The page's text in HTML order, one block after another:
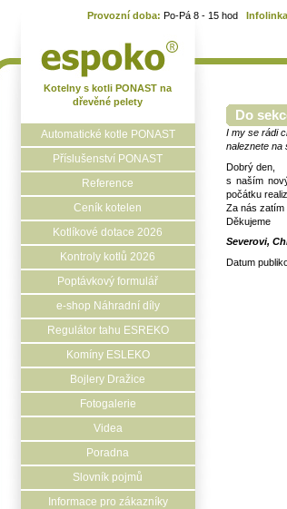
Provozní doba: Po-Pá 8 - 15 hod
Kotelny s kotli PONAST na
dřevěné pelety
Automatické kotle PONAST
Příslušenství PONAST
Reference
Ceník kotelen
Kotlíkové dotace 2026
Kontroly kotlů 2026
Poptávkový formulář
e-shop Náhradní díly
Regulátor tahu ESREKO
Komíny ESLEKO
Bojlery Dražice
Fotogalerie
Videa
Poradna
Slovník pojmů
Informace pro zákazníky
Do
I my se rádi
naleznete na
Dobrý den,
s naším
počátku
Za nás zatím
Děkujeme
Severovi,
Datum